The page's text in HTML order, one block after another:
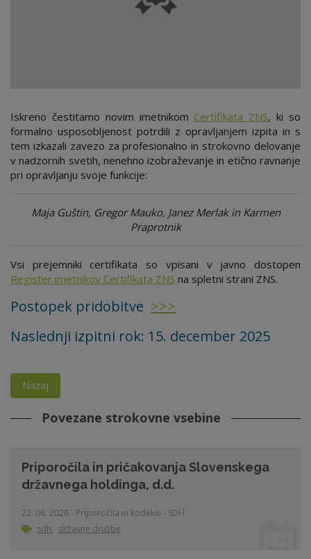
Iskreno čestitamo novim imetnikom Certifikata ZNS, ki so
formalno usposobljenost potrdili z opravljanjem izpita in s
tem izkazali zavezo za profesionalno in strokovno delovanje
v nadzornih svetih, nenehno izobraževanje in etično ravnanje
pri opravljanju svoje funkcije:
Maja Guštin, Gregor Mauko, Janez Merlak in Karmen
Praprotnik
Vsi prejemniki certifikata so vpisani v javno dostopen
Register imetnikov Certifikata ZNS na spletni strani ZNS.
Postopek pridobitve >>>
Naslednji izpitni rok: 15. december 2025
Nazaj
Povezane strokovne vsebine
Priporočila in pričakovanja Slovenskega
državnega holdinga, d.d.
22. 06. 2026 - Priporočila in kodeksi - SDH
sdh, državne družbe